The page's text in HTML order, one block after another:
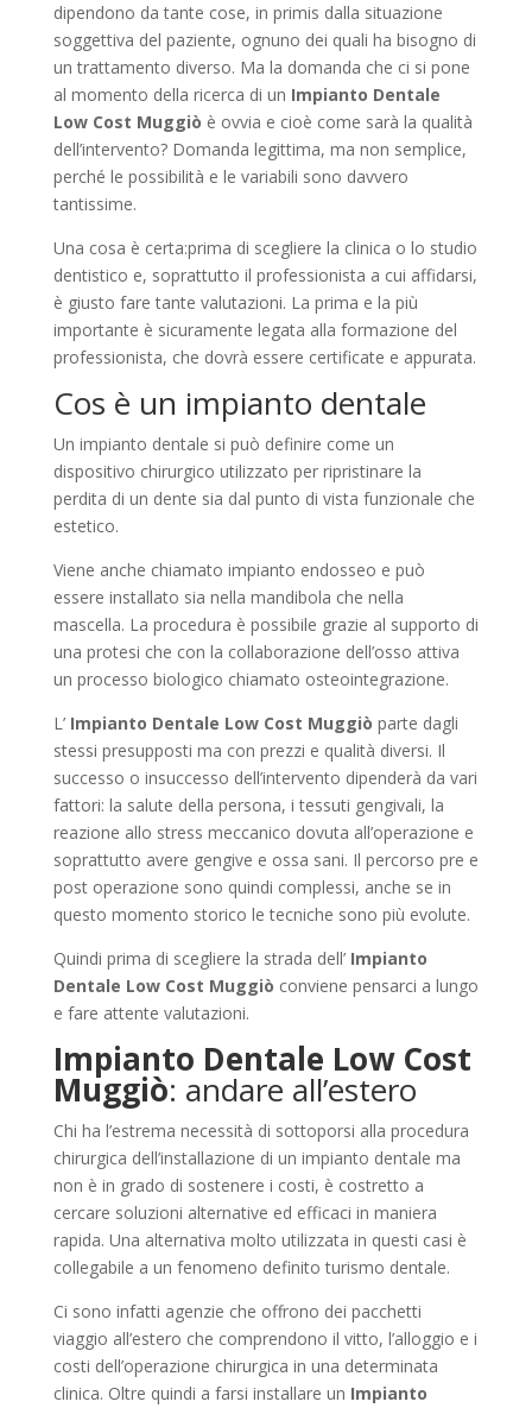
dipendono da tante cose, in primis dalla situazione
soggettiva del paziente, ognuno dei quali ha bisogno di
un trattamento diverso. Ma la domanda che ci si pone
al momento della ricerca di un Impianto Dentale
Low Cost Muggiò è ovvia e cioè come sarà la qualità
dell’intervento? Domanda legittima, ma non semplice,
perché le possibilità e le variabili sono davvero
tantissime.
Una cosa è certa:prima di scegliere la clinica o lo studio
dentistico e, soprattutto il professionista a cui affidarsi,
è giusto fare tante valutazioni. La prima e la più
importante è sicuramente legata alla formazione del
professionista, che dovrà essere certificate e appurata.
Cos è un impianto dentale
Un impianto dentale si può definire come un
dispositivo chirurgico utilizzato per ripristinare la
perdita di un dente sia dal punto di vista funzionale che
estetico.
Viene anche chiamato impianto endosseo e può
essere installato sia nella mandibola che nella
mascella. La procedura è possibile grazie al supporto di
una protesi che con la collaborazione dell’osso attiva
un processo biologico chiamato osteointegrazione.
L’ Impianto Dentale Low Cost Muggiò parte dagli
stessi presupposti ma con prezzi e qualità diversi. Il
successo o insuccesso dell’intervento dipenderà da vari
fattori: la salute della persona, i tessuti gengivali, la
reazione allo stress meccanico dovuta all’operazione e
soprattutto avere gengive e ossa sani. Il percorso pre e
post operazione sono quindi complessi, anche se in
questo momento storico le tecniche sono più evolute.
Quindi prima di scegliere la strada dell’ Impianto
Dentale Low Cost Muggiò conviene pensarci a lungo
e fare attente valutazioni.
Impianto Dentale Low Cost
Muggiò: andare all’estero
Chi ha l’estrema necessità di sottoporsi alla procedura
chirurgica dell’installazione di un impianto dentale ma
non è in grado di sostenere i costi, è costretto a
cercare soluzioni alternative ed efficaci in maniera
rapida. Una alternativa molto utilizzata in questi casi è
collegabile a un fenomeno definito turismo dentale.
Ci sono infatti agenzie che offrono dei pacchetti
viaggio all’estero che comprendono il vitto, l’alloggio e i
costi dell’operazione chirurgica in una determinata
clinica. Oltre quindi a farsi installare un Impianto